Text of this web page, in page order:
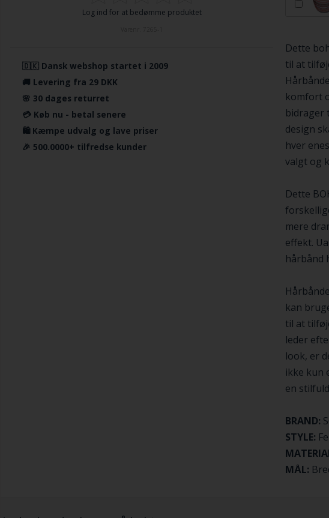
Log ind for at bedømme produktet
🇩🇰 Dansk webshop startet i 2009
🚚 Levering fra 29 DKK
🌸 30 dages returret
💳 Køb nu - betal senere
🛍️ Kæmpe udvalg og lave priser
🎉 500.0000+ tilfredse kunder
Dette
til at
komfort
bidrager
design
hver
valgt og
Dette
mere
effekt.
hårbånd
kan
til at
leder
look, er
ikke kun
en
BRAND:
STYLE:
MÅL: